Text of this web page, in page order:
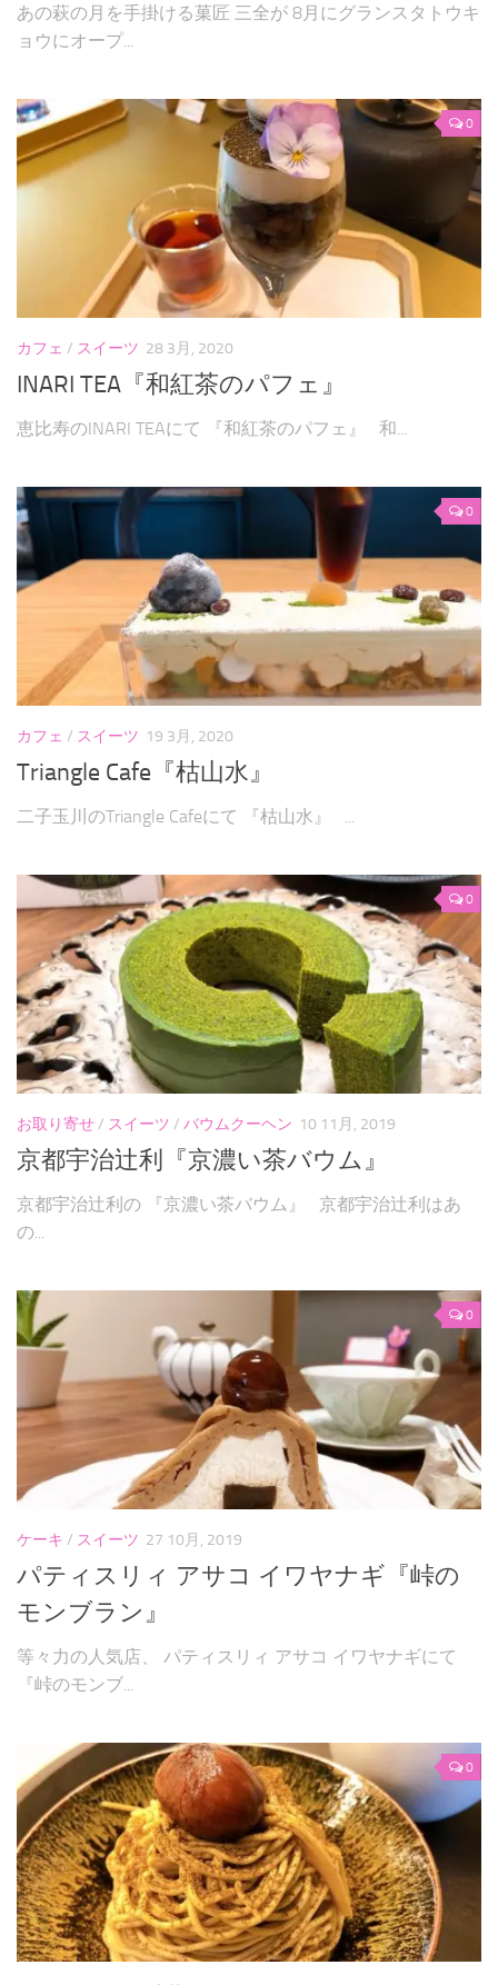
あの萩の月を手掛ける菓匠 三全が 8月にグランスタトウキ
ョウにオープ...
0
カフェ / スイーツ 28 3月, 2020
INARI TEA『和紅茶のパフェ』
恵比寿のINARI TEAにて 『和紅茶のパフェ』 和...
0
カフェ / スイーツ 19 3月, 2020
Triangle Cafe『枯山水』
二子玉川のTriangle Cafeにて 『枯山水』 ...
0
お取り寄せ/ スイーツ / バウムクーヘン 10 11月, 2019
京都宇治辻利『京濃い茶バウム』
京都宇治辻利の 『京濃い茶バウム』 京都宇治辻利はあ
の...
0
ケーキ / スイーツ 27 10月, 2019
パティスリィ アサコ イワヤナギ『峠の
モンブラン』
等々力の人気店、 パティスリィ アサコ イワヤナギにて
『峠のモンブ...
0